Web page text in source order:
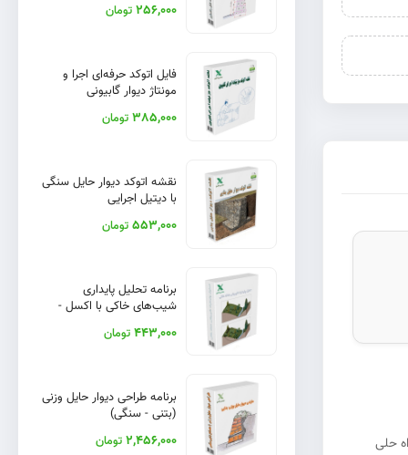
256,000 تومان
فایل اتوکد حرفه‌ای اجرا و
مونتاژ دیوار گابیونی
385,000 تومان
نقشه اتوکد دیوار حایل سنگی
با دیتیل اجرایی
553,000 تومان
برنامه تحلیل پایداری
شیب‌های خاکی با اکسل -
ابزاری حرفه‌ای برای مهندسان
عمران و ژئوتکنیک
443,000 تومان
برنامه طراحی دیوار حایل وزنی
(بتنی - سنگی)
2,456,000 تومان
حلی